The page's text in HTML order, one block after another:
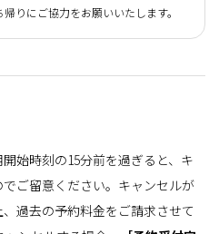
りにご協力をお願いいたします。
始時刻の15分前を過ぎると、キ
ご留意ください。キャンセルが
過去の予約料金をご請求させて